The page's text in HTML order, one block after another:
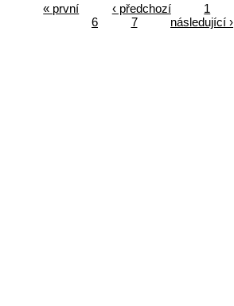
« první ‹ předchozí 1
6
7 následující ›